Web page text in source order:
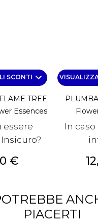
SCONTI keyboard_arrow_down
TREE
Essences
essere
€
In
PIACERTI